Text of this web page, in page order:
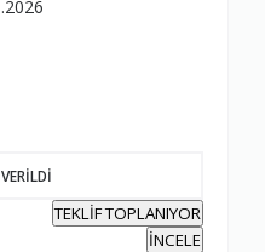
TEKLİF TOPLANIYOR
İNCELE
Dengesi